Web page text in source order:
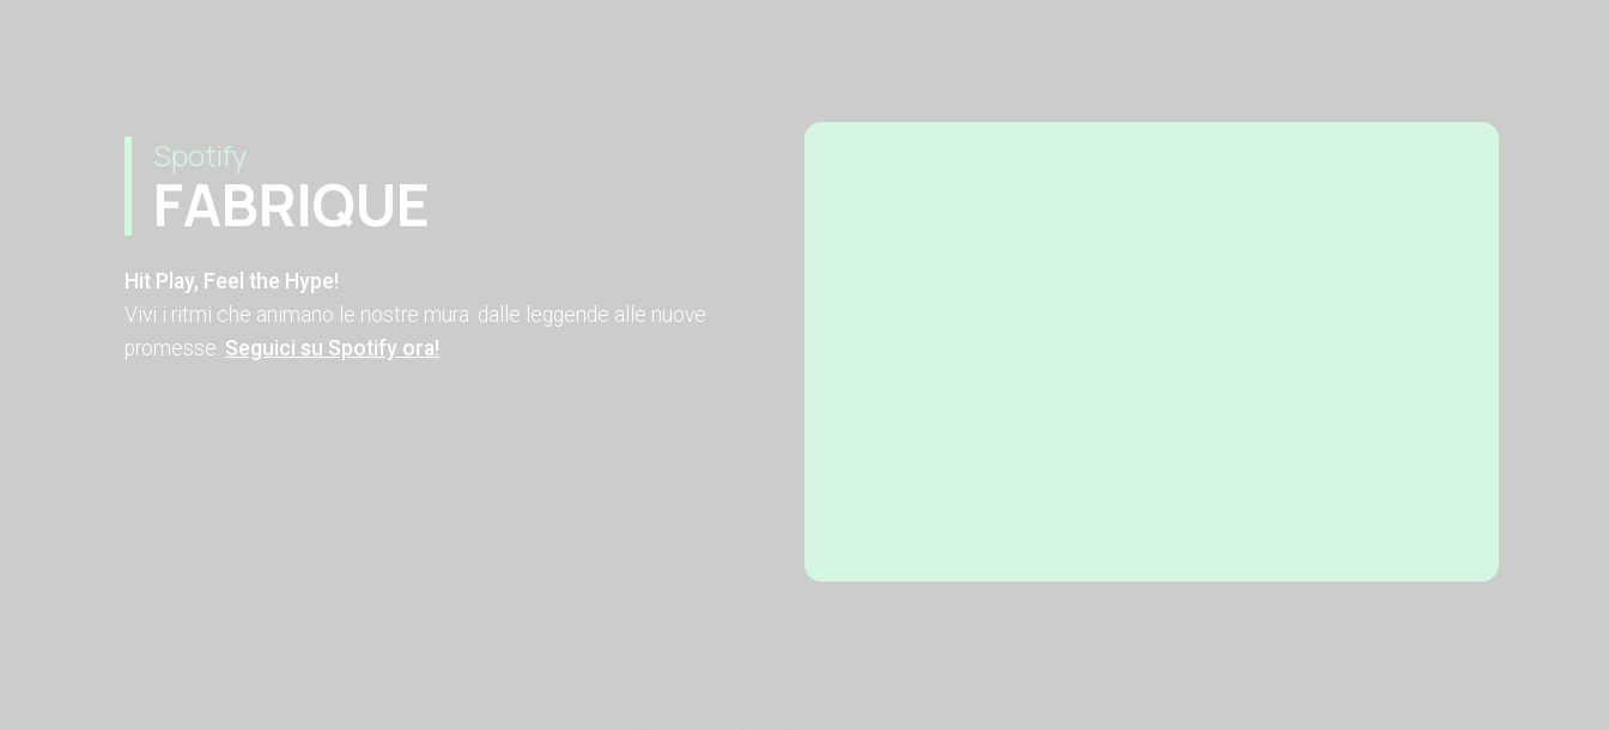
Spotify
FABRIQUE
Hit Play, Feel the Hype!
Vivi i ritmi che animano le nostre mura: dalle leggende alle nuove
promesse. Seguici su Spotify ora!